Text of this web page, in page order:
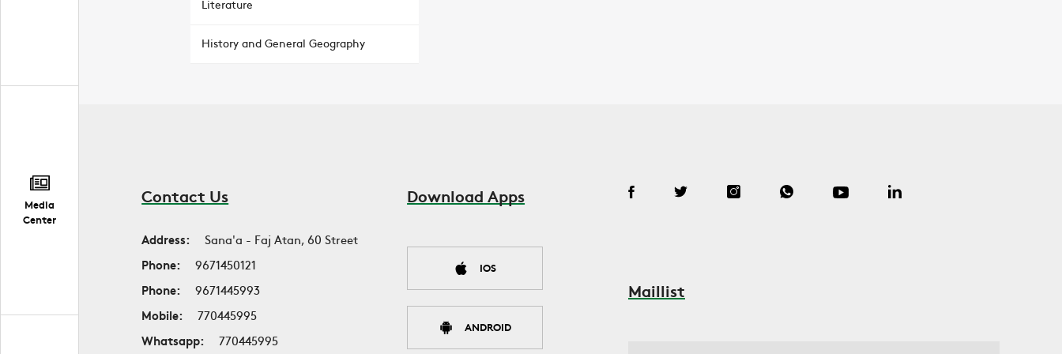
Media
Center
Literature
History and General Geography
Contact Us
Address:
Sana'a - Faj Atan, 60 Street
Phone:
9671450121
Phone:
9671445993
Mobile:
770445995
Whatsapp:
770445995
Download Apps
IOS
ANDROID
Maillist